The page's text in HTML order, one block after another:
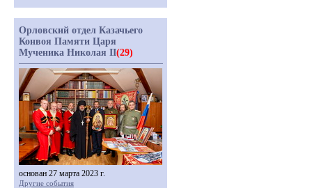
Орловский отдел Казачьего
Конвоя Памяти Царя
Мученика Николая II(29)
основан 27 марта 2023 г.
Другие события